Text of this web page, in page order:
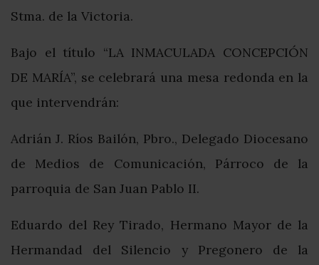
Stma. de la Victoria.
Bajo el título “LA INMACULADA CONCEPCIÓN
DE MARÍA”, se celebrará una mesa redonda en la
que intervendrán:
Adrián J. Ríos Bailón, Pbro., Delegado Diocesano
de Medios de Comunicación, Párroco de la
parroquia de San Juan Pablo II.
Eduardo del Rey Tirado, Hermano Mayor de la
Hermandad del Silencio y Pregonero de la